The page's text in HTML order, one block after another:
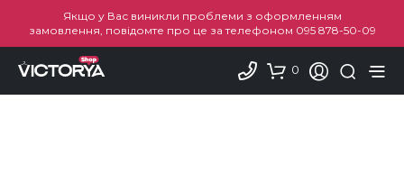
Якщо у Вас виникли проблеми з оформленням
замовлення, повідомте про це за телефоном 095 878-50-09
0